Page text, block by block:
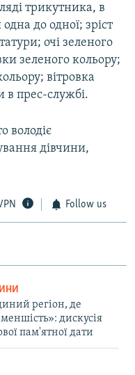
трикутника, в
до одної; зріст
очі зеленого
зеленого кольору;
вітровка
в прес-службі.
володіє
дівчини,
Follow us
регіон, де
дискусія
пам'ятної дати